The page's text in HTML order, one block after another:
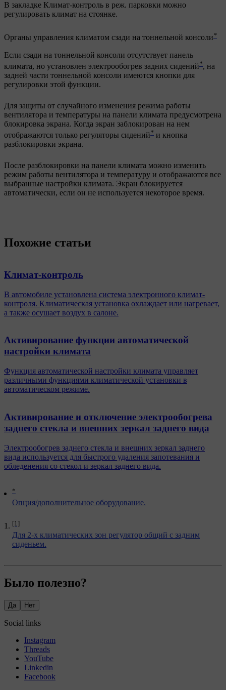
В закладке Климат-контроль в реж. парковки можно
регулировать климат на стоянке.
Органы управления климатом сзади на тоннельной консоли*
Если сзади на тоннельной консоли отсутствует панель
климата, но установлен электрообогрев задних сидений*, на
задней части тоннельной консоли имеются кнопки для
регулировки этой функции.
Для защиты от случайного изменения режима работы
вентилятора и температуры на панели климата предусмотрена
блокировка экрана. Когда экран заблокирован на нем
отображаются только регуляторы сидений* и кнопка
разблокировки экрана.
После разблокировки на панели климата можно изменить
режим работы вентилятора и температуру и отображаются все
выбранные настройки климата. Экран блокируется
автоматически, если он не используется некоторое время.
*
Опция/дополнительное оборудование.
[1]
Для 2-х климатических зон регулятор общий с задним
сиденьем.
Похожие статьи
Климат-контроль
В автомобиле установлена система электронного климат-
контроля. Климатическая установка охлаждает или нагревает,
а также осушает воздух в салоне.
Активирование функции автоматической
настройки климата
Функция автоматической настройки климата управляет
различными функциями климатической установки в
автоматическом режиме.
Активирование и отключение электрообогрева
заднего стекла и внешних зеркал заднего вида
Электрообогрев заднего стекла и внешних зеркал заднего
вида используется для быстрого удаления запотевания и
обледенения со стекол и зеркал заднего вида.
Было полезно?
Да Нет